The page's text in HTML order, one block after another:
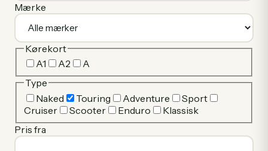
Mærke
Kørekort
A1
A2
A
Type
Naked
Touring Adventure
Sport
Cruiser
Scooter Enduro
Klassisk
Pris fra